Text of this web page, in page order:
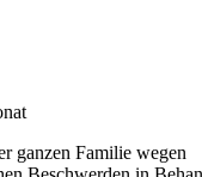
ganzen Familie wegen